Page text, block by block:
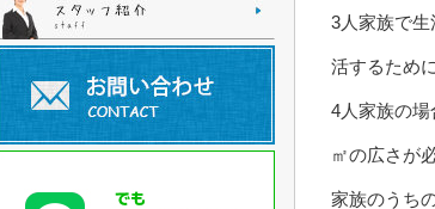
3人家族で
活するため
4人家族の
㎡の広さが
家族のうち